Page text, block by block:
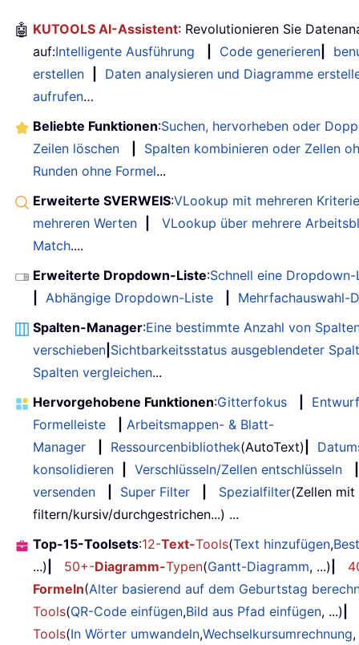
🤖 KUTOOLS AI-Assistent: Revolutionieren Sie
auf:Intelligente Ausführung Code generieren
erstellen
Daten analysieren und Diagramme
aufrufen…
Beliebte Funktionen:Suchen, hervorheben oder
Zeilen löschen
Spalten kombinieren oder Zellen
Runden ohne Formel...
Erweiterte SVERWEIS:VLookup mit mehreren
mehreren Werten
VLookup über mehrere
Match....
Erweiterte Dropdown-Liste:Schnell eine
Abhängige Dropdown-Liste
Mehrfachauswahl-
Spalten-Manager:Eine bestimmte Anzahl von
verschieben Sichtbarkeitsstatus ausgeblendeter
Spalten vergleichen...
Hervorgehobene Funktionen:Gitterfokus
Entwurf
Formelleiste
Arbeitsmappen- & Blatt-
Manager
Ressourcenbibliothek(AutoText)
konsolidieren
Verschlüsseln/Zellen entschlüsseln
versenden
Super Filter Spezialfilter(Zellen
filtern/kursiv/durchgestrichen...) ...
Top-15-Toolsets:12-Text-Tools(Text hinzufügen,
...)
50+-Diagramm-Typen(Gantt-Diagramm, ...)
Formeln(Alter basierend auf dem Geburtstag
Tools(QR-Code einfügen,Bild aus Pfad einfügen, ...)
Tools(In Wörter umwandeln,Wechselkursumrechnung